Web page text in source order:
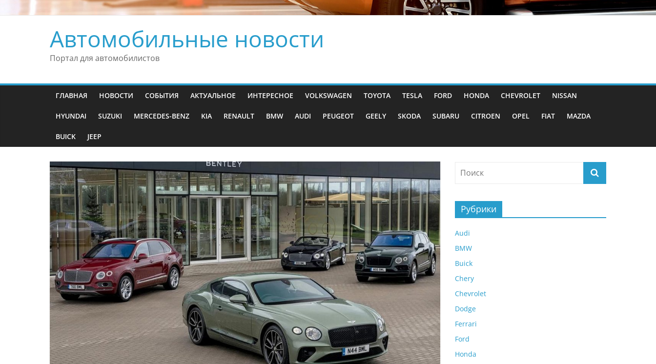
Автомобильные новости
Портал для автомобилистов
ГЛАВНАЯ НОВОСТИ СОБЫТИЯ АКТУАЛЬНОЕ ИНТЕРЕСНОЕ VOLKSWAGEN TOYOTA TESLA FORD HONDA CHEVROLET NISSAN
HYUNDAI SUZUKI MERCEDES-BENZ KIA RENAULT BMW AUDI PEUGEOT GEELY SKODA SUBARU CITROEN OPEL FIAT MAZDA
BUICK JEEP
Рубрики
Audi
BMW
Buick
Chery
Chevrolet
Dodge
Ferrari
Ford
Honda